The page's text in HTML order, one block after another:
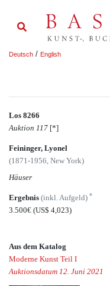
Deutsch / English
Los 8266
Auktion 117 [*]
Feininger, Lyonel
(1871-1956, New York)
Häuser
Ergebnis (inkl. Aufgeld) *
3.500€ (US$ 4,023)
Aus dem Katalog
Moderne Kunst Teil I
Auktionsdatum 12. Juni 2021